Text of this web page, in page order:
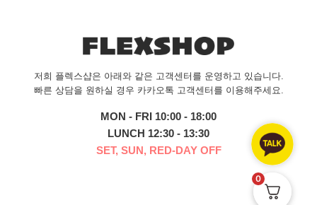
저희 플렉스샵은 아래와 같은 고객센터를 운영하고 있습니다.
빠른 상담을 원하실 경우 카카오톡 고객센터를 이용해주세요.
MON - FRI 10:00 - 18:00
LUNCH 12:30 - 13:30
SET, SUN, RED-DAY OFF
0